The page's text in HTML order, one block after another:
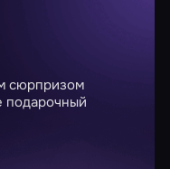
сюрпризом
подарочный